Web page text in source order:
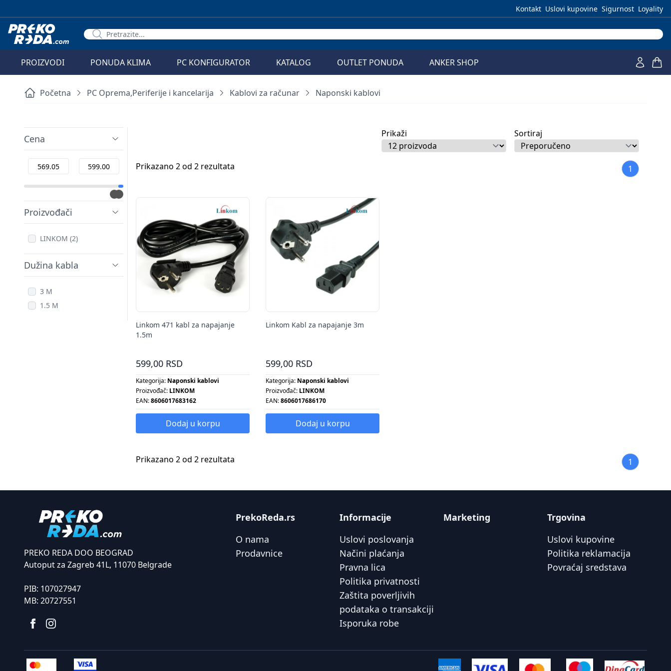
Kontakt Uslovi kupovine Sigurnost Loyality
PROIZVODI PONUDA KLIMA PC KONFIGURATOR KATALOG OUTLET PONUDA ANKER SHOP
Početna PC Oprema,Periferije i kancelarija Kablovi za računar Naponski kablovi
Cena
Proizvođači
LINKOM (2)
Dužina kabla
3 M
1.5 M
Prikaži Sortiraj
Prikazano 2 od 2 rezultata 1
Linkom 471 kabl za napajanje
1.5m
599,00 RSD
Kategorija: Naponski kablovi
Proizvođač: LINKOM
EAN:8606017683162
Dodaj u korpu
Linkom Kabl za napajanje 3m
599,00 RSD
Kategorija: Naponski kablovi
Proizvođač: LINKOM
EAN:8606017686170
Dodaj u korpu
Prikazano 2 od 2 rezultata 1
PREKO REDA DOO BEOGRAD
Autoput za Zagreb 41L, 11070 Belgrade
PIB: 107027947
MB: 20727551
PrekoReda.rs
O nama
Prodavnice
Informacije
Uslovi poslovanja
Načini plaćanja
Pravna lica
Politika privatnosti
Zaštita poverljivih
podataka o transakciji
Isporuka robe
Marketing
Trgovina
Uslovi kupovine
Politika reklamacija
Povraćaj sredstava